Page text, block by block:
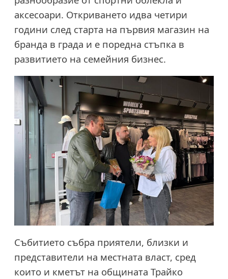
аксесоари. Откриването идва четири
години след старта на първия магазин на
бранда в града и е поредна стъпка в
развитието на семейния бизнес.
Събитието събра приятели, близки и
представители на местната власт, сред
които и кметът на общината Трайко